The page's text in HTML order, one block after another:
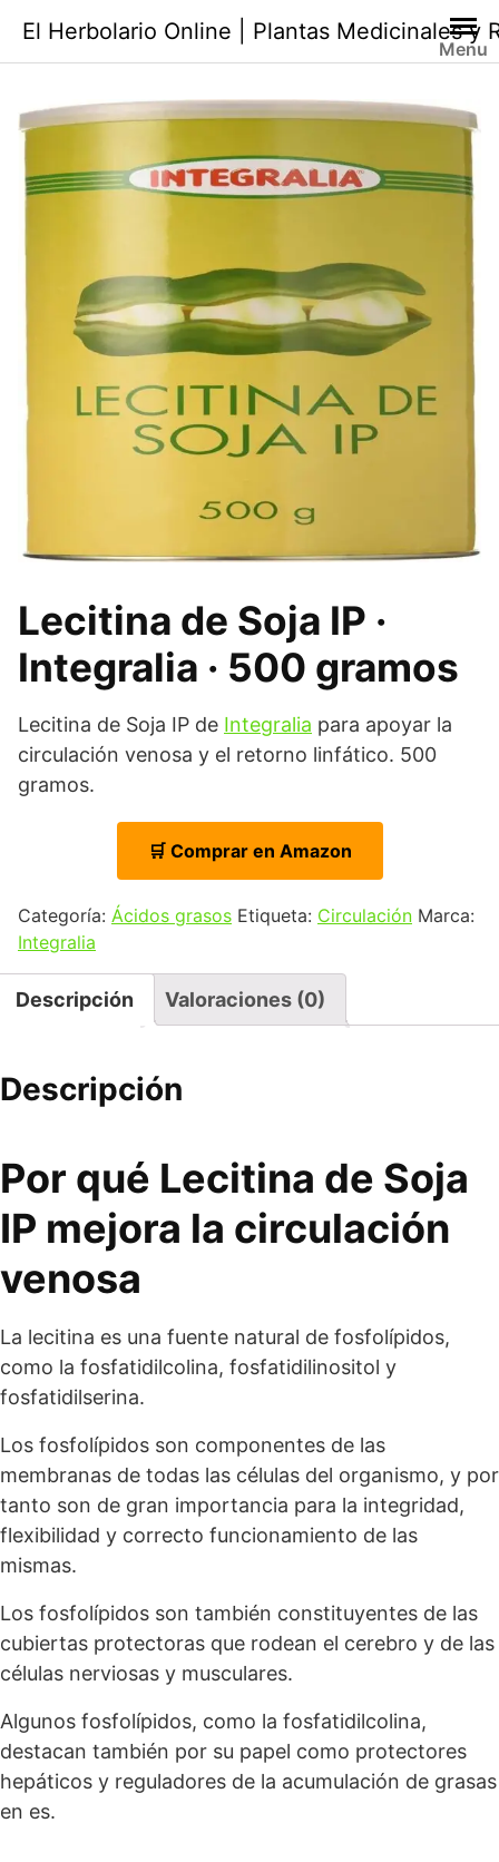
contenido
El Herbolario Online | Plantas Medicinales y
Menu
Lecitina de Soja IP ·
Integralia · 500 gramos
Lecitina de Soja IP de Integralia para apoyar la
circulación venosa y el retorno linfático. 500
gramos.
🛒 Comprar en Amazon
Categoría: Ácidos grasos Etiqueta: Circulación Marca:
Integralia
Descripción Valoraciones (0)
Descripción
Por qué Lecitina de Soja
IP mejora la circulación
venosa
La lecitina es una fuente natural de fosfolípidos,
como la fosfatidilcolina, fosfatidilinositol y
fosfatidilserina.
Los fosfolípidos son componentes de las
membranas de todas las células del organismo, y por
tanto son de gran importancia para la integridad,
flexibilidad y correcto funcionamiento de las
mismas.
Los fosfolípidos son también constituyentes de las
cubiertas protectoras que rodean el cerebro y de las
células nerviosas y musculares.
Algunos fosfolípidos, como la fosfatidilcolina,
destacan también por su papel como protectores
hepáticos y reguladores de la acumulación de grasas
en es.